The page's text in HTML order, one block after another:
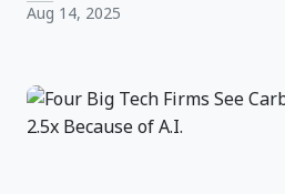
Aug 14, 2025